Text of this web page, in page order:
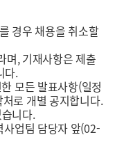
경우 채용을 취소할
며, 기재사항은 제출
다.
모든 발표사항(일정
로 개별 공지합니다.
니다.
업팀 담당자 앞(02-